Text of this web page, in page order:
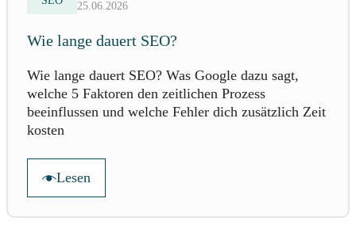
25.06.2026
Wie lange dauert SEO?
Wie lange dauert SEO? Was Google dazu sagt,
welche 5 Faktoren den zeitlichen Prozess
beeinflussen und welche Fehler dich zusätzlich Zeit
kosten
Lesen